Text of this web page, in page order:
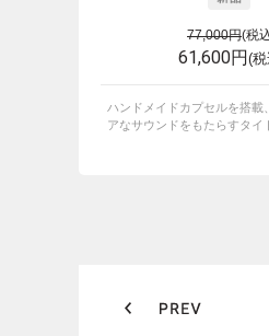
77,000円(税
61,600円(
ハンドメイドカプセルを搭載
アなサウンドをもたらすタイ